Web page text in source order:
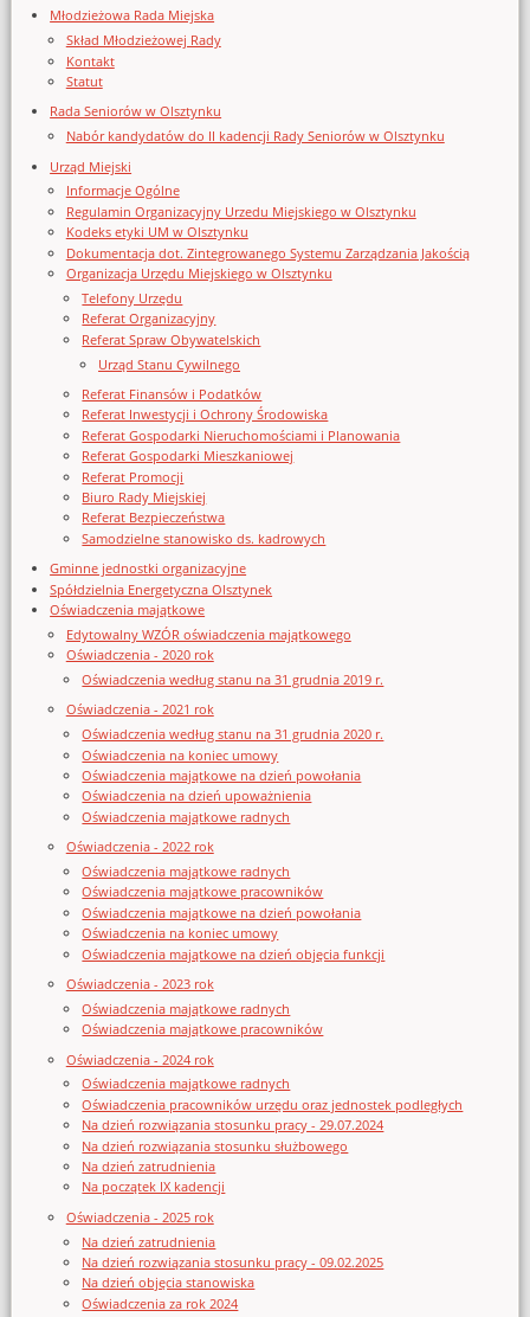
Młodzieżowa Rada Miejska
Skład Młodzieżowej Rady
Kontakt
Statut
Rada Seniorów w Olsztynku
Nabór kandydatów do II kadencji Rady Seniorów w Olsztynku
Urząd Miejski
Informacje Ogólne
Regulamin Organizacyjny Urzedu Miejskiego w Olsztynku
Kodeks etyki UM w Olsztynku
Dokumentacja dot. Zintegrowanego Systemu Zarządzania Jakością
Organizacja Urzędu Miejskiego w Olsztynku
Telefony Urzędu
Referat Organizacyjny
Referat Spraw Obywatelskich
Urząd Stanu Cywilnego
Referat Finansów i Podatków
Referat Inwestycji i Ochrony Środowiska
Referat Gospodarki Nieruchomościami i Planowania
Referat Gospodarki Mieszkaniowej
Referat Promocji
Biuro Rady Miejskiej
Referat Bezpieczeństwa
Samodzielne stanowisko ds. kadrowych
Gminne jednostki organizacyjne
Spółdzielnia Energetyczna Olsztynek
Oświadczenia majątkowe
Edytowalny WZÓR oświadczenia majątkowego
Oświadczenia - 2020 rok
Oświadczenia według stanu na 31 grudnia 2019 r.
Oświadczenia - 2021 rok
Oświadczenia według stanu na 31 grudnia 2020 r.
Oświadczenia na koniec umowy
Oświadczenia majątkowe na dzień powołania
Oświadczenia na dzień upoważnienia
Oświadczenia majątkowe radnych
Oświadczenia - 2022 rok
Oświadczenia majątkowe radnych
Oświadczenia majątkowe pracowników
Oświadczenia majątkowe na dzień powołania
Oświadczenia na koniec umowy
Oświadczenia majątkowe na dzień objęcia funkcji
Oświadczenia - 2023 rok
Oświadczenia majątkowe radnych
Oświadczenia majątkowe pracowników
Oświadczenia - 2024 rok
Oświadczenia majątkowe radnych
Oświadczenia pracowników urzędu oraz jednostek podległych
Na dzień rozwiązania stosunku pracy - 29.07.2024
Na dzień rozwiązania stosunku służbowego
Na dzień zatrudnienia
Na początek IX kadencji
Oświadczenia - 2025 rok
Na dzień zatrudnienia
Na dzień rozwiązania stosunku pracy - 09.02.2025
Na dzień objęcia stanowiska
Oświadczenia za rok 2024